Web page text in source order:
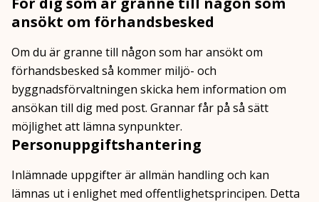
ansökt om förhandsbesked
Om du är granne till någon som har ansökt om
förhandsbesked så kommer miljö- och
byggnadsförvaltningen skicka hem information om
ansökan till dig med post. Grannar får på så sätt
möjlighet att lämna synpunkter.
Personuppgiftshantering
Inlämnade uppgifter är allmän handling och kan
lämnas ut i enlighet med offentlighetsprincipen. Detta